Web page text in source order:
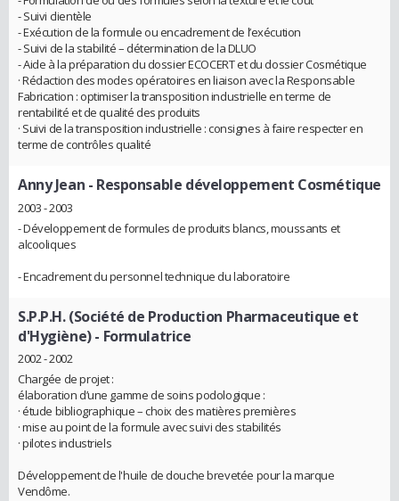
- Suivi clientèle
- Exécution de la formule ou encadrement de l’exécution
- Suivi de la stabilité – détermination de la DLUO
- Aide à la préparation du dossier ECOCERT et du dossier Cosmétique
· Rédaction des modes opératoires en liaison avec la Responsable
Fabrication : optimiser la transposition industrielle en terme de
rentabilité et de qualité des produits
· Suivi de la transposition industrielle : consignes à faire respecter en
terme de contrôles qualité
Anny Jean - Responsable développement Cosmétique
2003 - 2003
- Développement de formules de produits blancs, moussants et
alcooliques
- Encadrement du personnel technique du laboratoire
S.P.P.H. (Société de Production Pharmaceutique et
d'Hygiène)- Formulatrice
2002 - 2002
Chargée de projet :
élaboration d’une gamme de soins podologique :
· étude bibliographique – choix des matières premières
· mise au point de la formule avec suivi des stabilités
· pilotes industriels
Développement de l'huile de douche brevetée pour la marque
Vendôme.